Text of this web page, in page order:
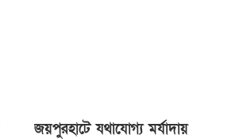
জয়পুরহাটে যথাযোগ্য মর্যাদায়